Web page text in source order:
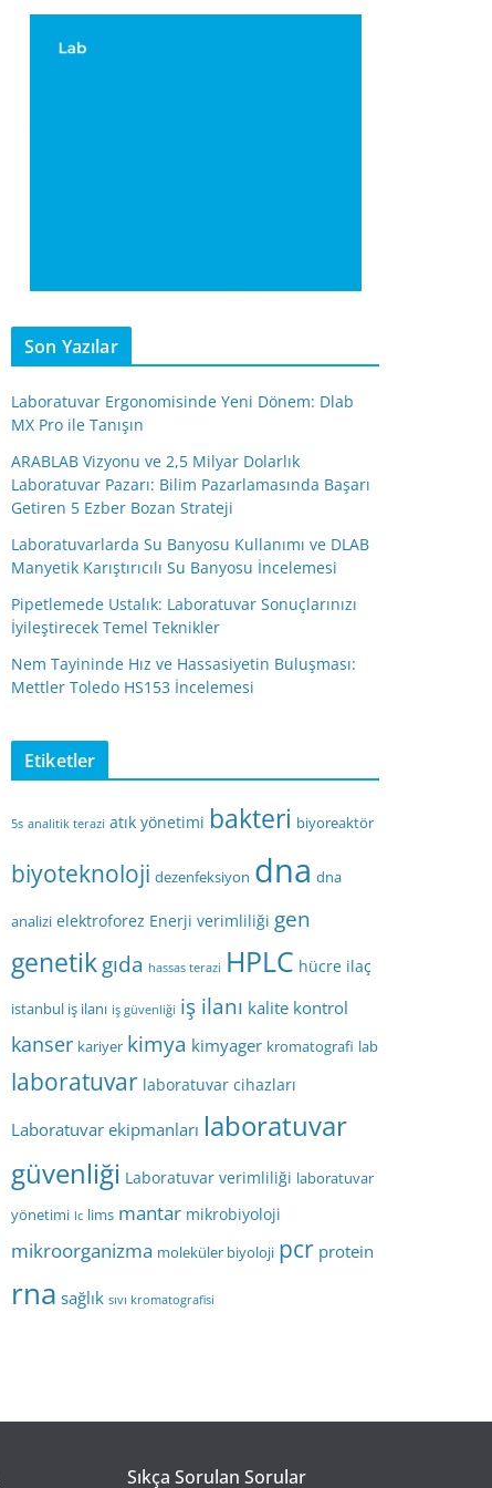
Son Yazılar
Laboratuvar Ergonomisinde Yeni Dönem: Dlab
MX Pro ile Tanışın
ARABLAB Vizyonu ve 2,5 Milyar Dolarlık
Laboratuvar Pazarı: Bilim Pazarlamasında Başarı
Getiren 5 Ezber Bozan Strateji
Laboratuvarlarda Su Banyosu Kullanımı ve DLAB
Manyetik Karıştırıcılı Su Banyosu İncelemesi
Pipetlemede Ustalık: Laboratuvar Sonuçlarınızı
İyileştirecek Temel Teknikler
Nem Tayininde Hız ve Hassasiyetin Buluşması:
Mettler Toledo HS153 İncelemesi
Etiketler
5s analitik terazi atık yönetimi bakteri biyoreaktör
biyoteknoloji dezenfeksiyon dna dna
analizi elektroforez Enerji verimliliği gen
genetikgıda hassas terazi HPLC hücre ilaç
istanbul iş ilanı iş güvenliği iş ilanı kalite kontrol
kanser kariyer kimya kimyager kromatografi lab
laboratuvar laboratuvar cihazları
Laboratuvar ekipmanları laboratuvar
güvenliği Laboratuvar verimliliği laboratuvar
yönetimi lc lims mantar mikrobiyoloji
mikroorganizma moleküler biyoloji pcr protein
rna sağlık sıvı kromatografisi
Sıkça Sorulan Sorular